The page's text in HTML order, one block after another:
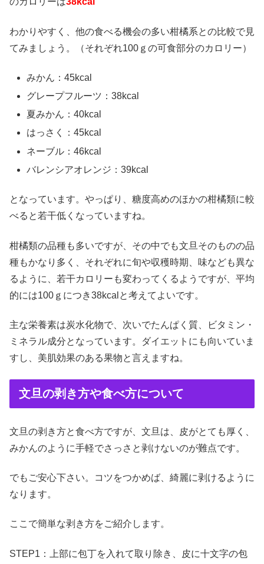
わかりやすく、他の食べる機会の多い柑橘系との比較で見
てみましょう。（それぞれ100ｇの可食部分のカロリー）
みかん：45kcal
グレープフルーツ：38kcal
夏みかん：40kcal
はっさく：45kcal
ネーブル：46kcal
バレンシアオレンジ：39kcal
となっています。やっぱり、糖度高めのほかの柑橘類に較
べると若干低くなっていますね。
柑橘類の品種も多いですが、その中でも文旦そのものの品
種もかなり多く、それぞれに旬や収穫時期、味なども異な
るように、若干カロリーも変わってくるようですが、平均
的には100ｇにつき38kcalと考えてよいです。
主な栄養素は炭水化物で、次いでたんぱく質、ビタミン・
ミネラル成分となっています。ダイエットにも向いていま
すし、美肌効果のある果物と言えますね。
文旦の剥き方や食べ方について
文旦の剥き方と食べ方ですが、文旦は、皮がとても厚く、
みかんのように手軽でさっさと剥けないのが難点です。
でもご安心下さい。コツをつかめば、綺麗に剥けるように
なります。
ここで簡単な剥き方をご紹介します。
STEP1：上部に包丁を入れて取り除き、皮に十文字の包